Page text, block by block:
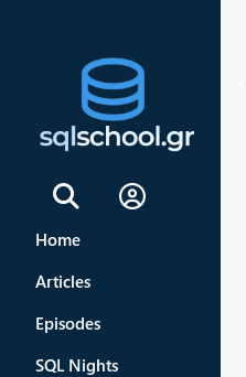
Sign In
Home
Articles
Episodes
SQL Nights